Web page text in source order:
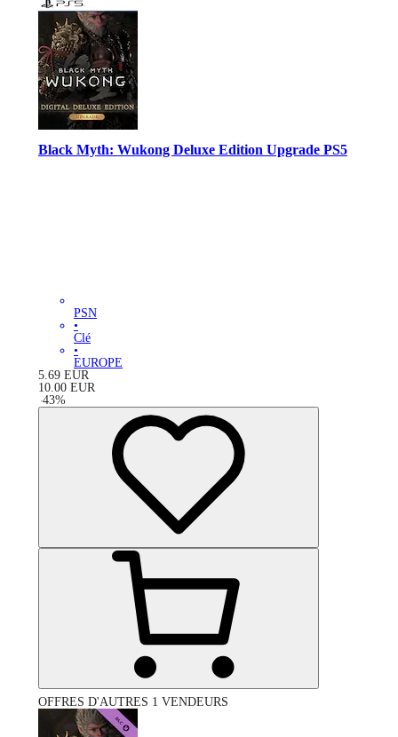
Black Myth: Wukong Deluxe Edition Upgrade PS5
PSN
•
Clé
•
EUROPE
5.69 EUR
10.00 EUR
-43%
OFFRES D'AUTRES 1 VENDEURS